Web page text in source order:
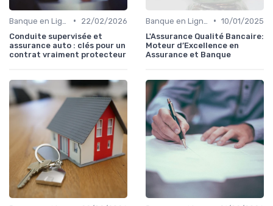
•
22/02/2026
Conduite supervisée et
assurance auto : clés pour un
contrat vraiment protecteur
• 10/01/2025
L'Assurance Qualité Bancaire:
Moteur d’Excellence en
Assurance et Banque